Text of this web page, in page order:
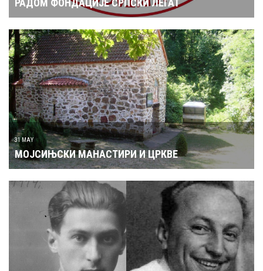
РАДОМ ФОНДАЦИЈЕ СРПСКИ ЛЕГАТ
31 MAY
МОЈСИЊСКИ МАНАСТИРИ И ЦРКВЕ